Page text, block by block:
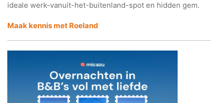
ideale werk-vanuit-het-buitenland-spot en hidden gem.
Maak kennis met Roeland